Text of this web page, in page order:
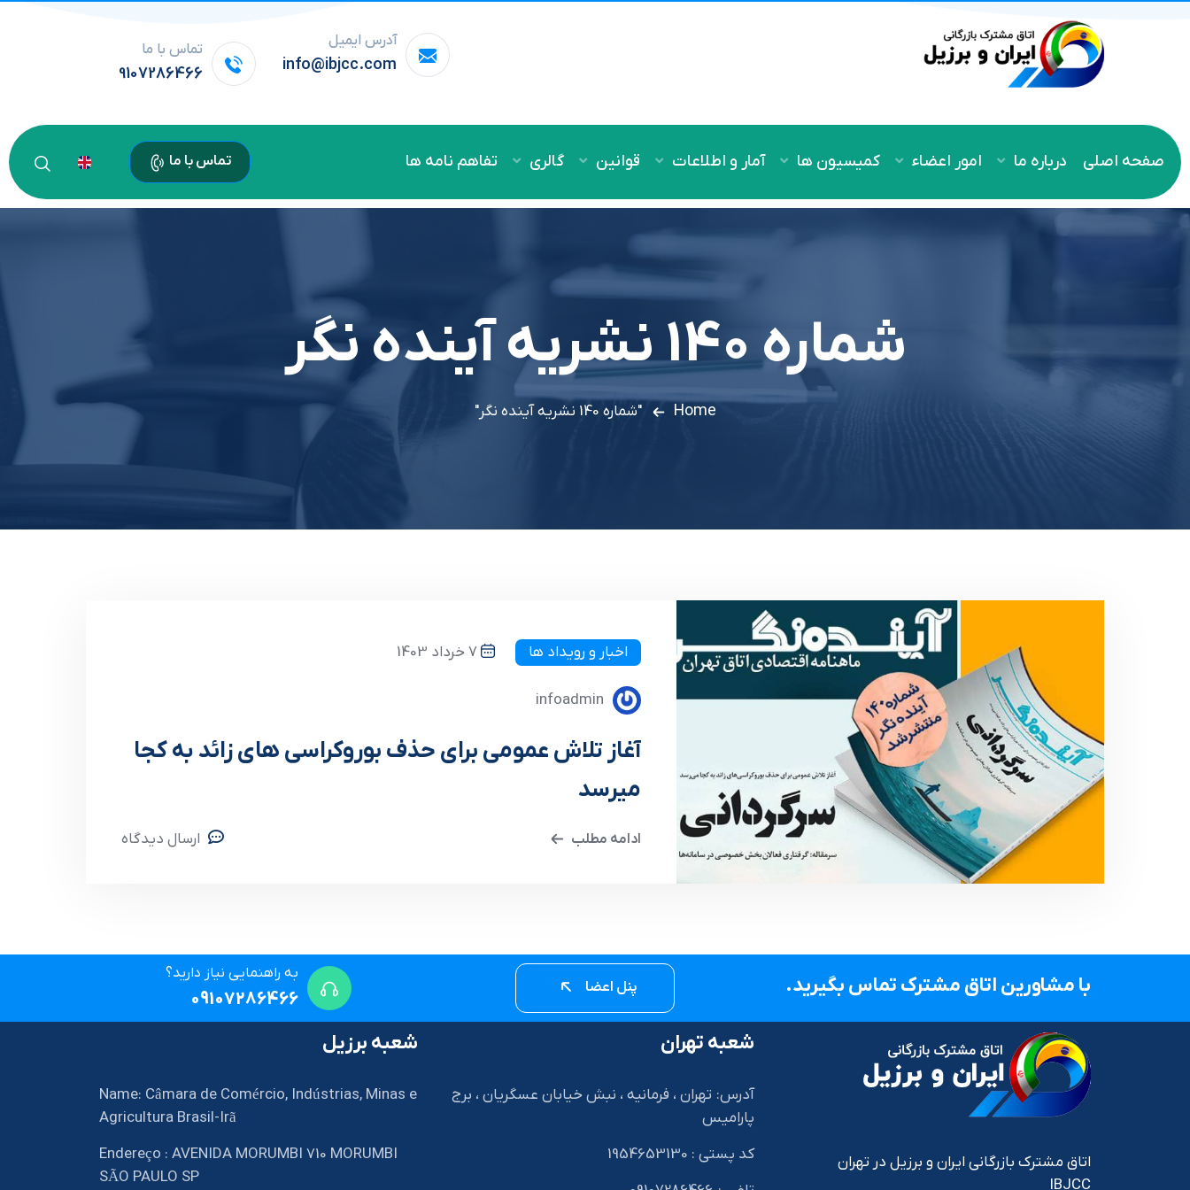
آدرس ایمیل
info@ibjcc.com
تماس با ما
9107286466
صفحه اصلی درباره ما امور اعضاء کمیسیون ها آمار و اطلاعات قوانین گالری تفاهم نامه ها تماس با ما
شماره 140 نشریه آینده نگر
Home "شماره 140 نشریه آینده نگر"
اخبار و رویداد ها 7 خرداد 1403
infoadmin
آغاز تلاش عمومی برای حذف بوروکراسی های زائد به کجا
میرسد
ادامه مطلب ارسال دیدگاه
با مشاورین اتاق مشترک تماس بگیرید. پنل اعضا
به راهنمایی نیاز دارید؟
09107286466
اتاق مشترک بازرگانی ایران و برزیل در تهران
IBJCC
شعبه تهران
آدرس: تهران ، فرمانیه ، نبش خیابان عسگریان ، برج
پارامیس
کد پستی : 1954653130
شعبه برزیل
Name: Câmara de Comércio, Indústrias, Minas e
Agricultura Brasil-Irã
Endereço : AVENIDA MORUMBI 710 MORUMBI
SÃO PAULO SP